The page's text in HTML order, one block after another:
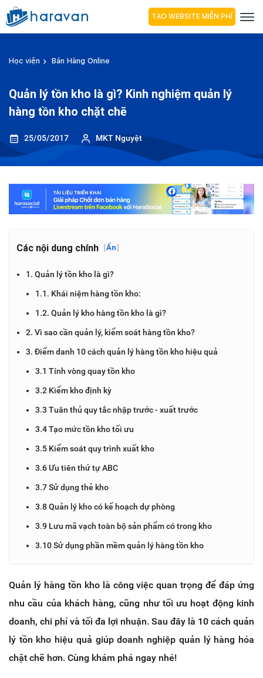
TẠO WEBSITE MIỄN PHÍ
Học viện Bán Hàng Online
Quản lý tồn kho là gì? Kinh nghiệm quản lý
hàng tồn kho chặt chẽ
25/05/2017 MKT Nguyệt
Các nội dung chính [Ẩn]
1. Quản lý tồn kho là gì?
1.1. Khái niệm hàng tồn kho:
1.2. Quản lý kho hàng tồn kho là gì?
2. Vì sao cần quản lý, kiểm soát hàng tồn kho?
3. Điểm danh 10 cách quản lý hàng tồn kho hiệu quả
3.1 Tính vòng quay tồn kho
3.2 Kiểm kho định kỳ
3.3 Tuân thủ quy tắc nhập trước - xuất trước
3.4 Tạo mức tồn kho tối ưu
3.5 Kiểm soát quy trình xuất kho
3.6 Ưu tiên thứ tự ABC
3.7 Sử dụng thẻ kho
3.8 Quản lý kho có kế hoạch dự phòng
3.9 Lưu mã vạch toàn bộ sản phẩm có trong kho
3.10 Sử dụng phần mềm quản lý hàng tồn kho
Quản lý hàng tồn kho là công việc quan trọng để đáp ứng
nhu cầu của khách hàng, cũng như tối ưu hoạt động kinh
doanh, chi phí và tối đa lợi nhuận. Sau đây là 10 cách quản
lý tồn kho hiệu quả giúp doanh nghiệp quản lý hàng hóa
chặt chẽ hơn. Cùng khám phá ngay nhé!